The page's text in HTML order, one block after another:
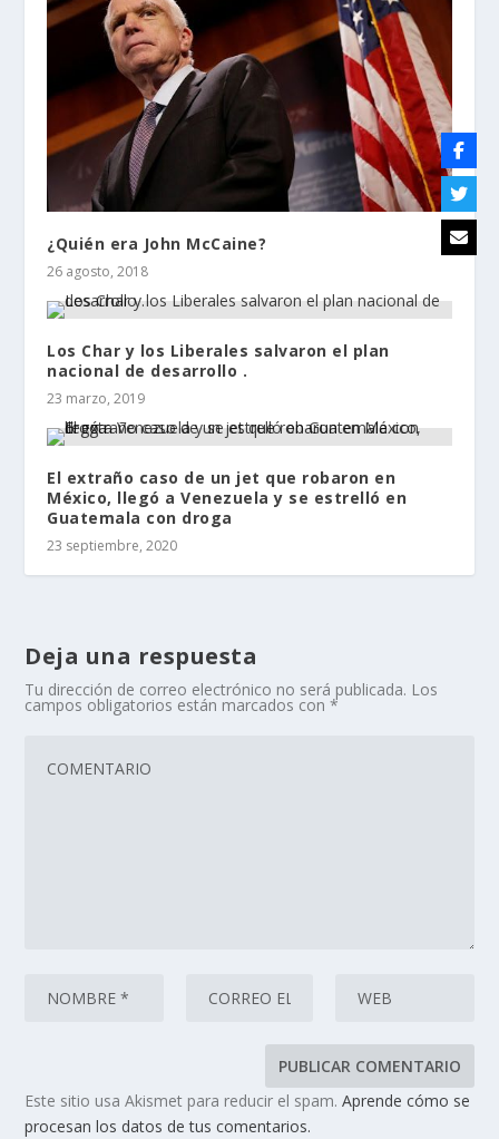
¿Quién era John McCaine?
26 agosto, 2018
Los Char y los Liberales salvaron el plan
nacional de desarrollo .
23 marzo, 2019
El extraño caso de un jet que robaron en
México, llegó a Venezuela y se estrelló en
Guatemala con droga
23 septiembre, 2020
Deja una respuesta
Tu dirección de correo electrónico no será publicada. Los
campos obligatorios están marcados con*
Este sitio usa Akismet para reducir el spam.Aprende cómo se
procesan los datos de tus comentarios.